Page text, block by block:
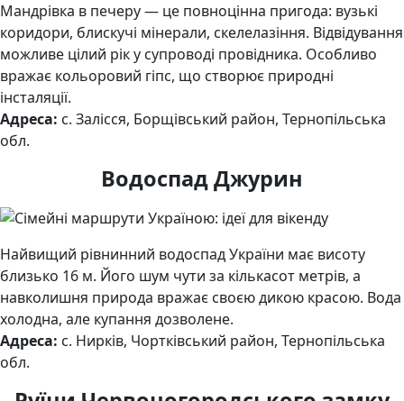
Мандрівка в печеру — це повноцінна пригода: вузькі
коридори, блискучі мінерали, скелелазіння. Відвідування
можливе цілий рік у супроводі провідника. Особливо
вражає кольоровий гіпс, що створює природні
інсталяції.
Адреса: с. Залісся, Борщівський район, Тернопільська
обл.
Водоспад Джурин
Найвищий рівнинний водоспад України має висоту
близько 16 м. Його шум чути за кількасот метрів, а
навколишня природа вражає своєю дикою красою. Вода
холодна, але купання дозволене.
Адреса: с. Нирків, Чортківський район, Тернопільська
обл.